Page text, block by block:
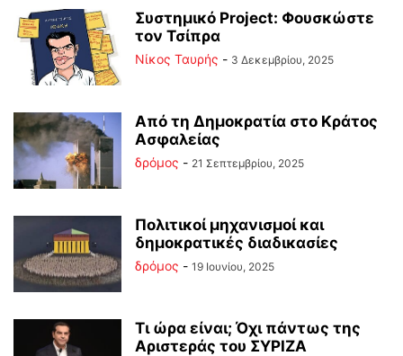
Συστημικό Project: Φουσκώστε
τον Τσίπρα
Νίκος Ταυρής - 3 Δεκεμβρίου, 2025
Από τη Δημοκρατία στο Κράτος
Ασφαλείας
δρόμος - 21 Σεπτεμβρίου, 2025
Πολιτικοί μηχανισμοί και
δημοκρατικές διαδικασίες
δρόμος - 19 Ιουνίου, 2025
Τι ώρα είναι; Όχι πάντως της
Αριστεράς του ΣΥΡΙΖΑ